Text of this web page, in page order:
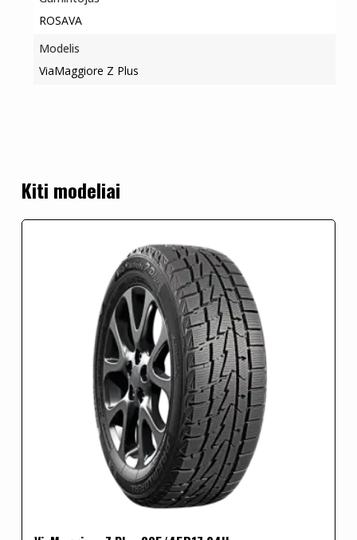
ROSAVA
Modelis
ViaMaggiore Z Plus
Kiti modeliai